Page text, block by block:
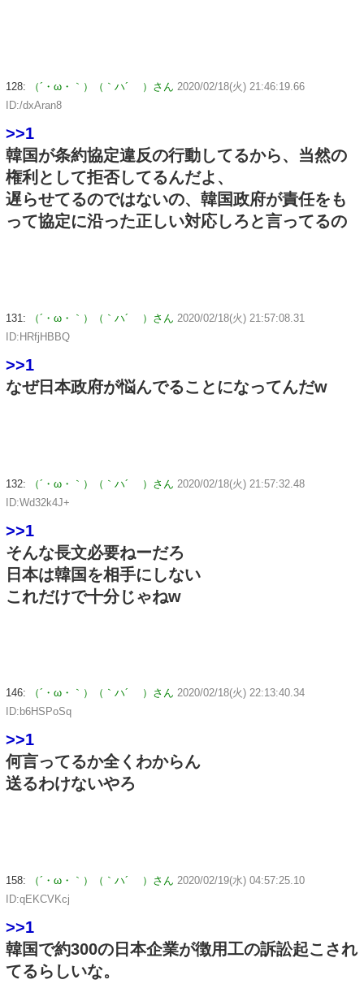
128: （´・ω・｀）（｀ハ´ ）さん 2020/02/18(火) 21:46:19.66
ID:/dxAran8
>>1
韓国が条約協定違反の行動してるから、当然の
権利として拒否してるんだよ、
遅らせてるのではないの、韓国政府が責任をも
って協定に沿った正しい対応しろと言ってるの
131: （´・ω・｀）（｀ハ´ ）さん 2020/02/18(火) 21:57:08.31
ID:HRfjHBBQ
>>1
なぜ日本政府が悩んでることになってんだw
132: （´・ω・｀）（｀ハ´ ）さん 2020/02/18(火) 21:57:32.48
ID:Wd32k4J+
>>1
そんな長文必要ねーだろ
日本は韓国を相手にしない
これだけで十分じゃねw
146: （´・ω・｀）（｀ハ´ ）さん 2020/02/18(火) 22:13:40.34
ID:b6HSPoSq
>>1
何言ってるか全くわからん
送るわけないやろ
158: （´・ω・｀）（｀ハ´ ）さん 2020/02/19(水) 04:57:25.10
ID:qEKCVKcj
>>1
韓国で約300の日本企業が徴用工の訴訟起こされ
てるらしいな。